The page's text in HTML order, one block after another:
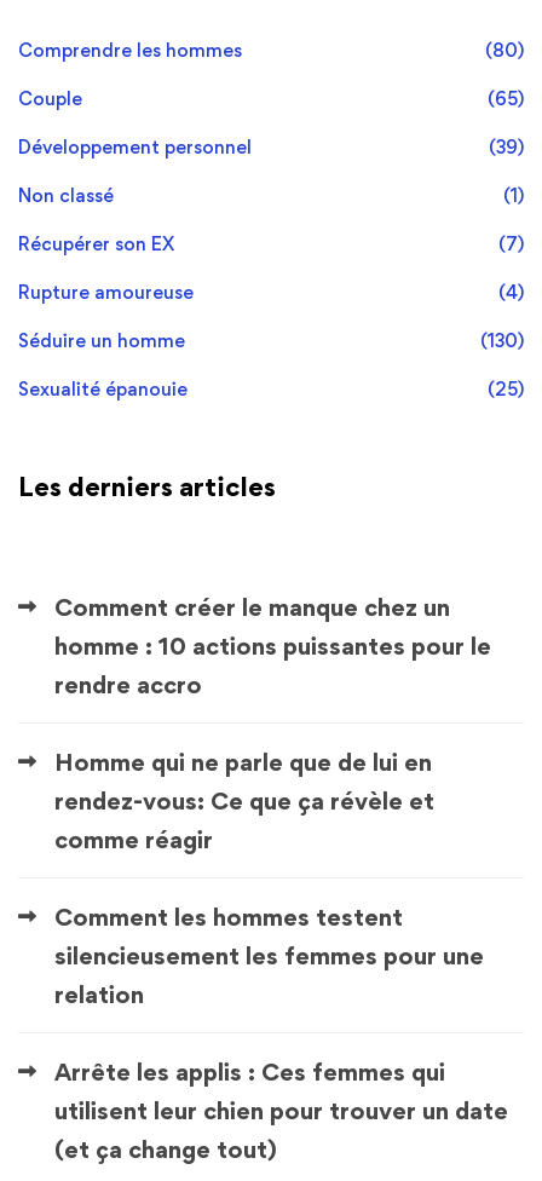
Comprendre les hommes (80)
Couple (65)
Développement personnel (39)
Non classé (1)
Récupérer son EX (7)
Rupture amoureuse (4)
Séduire un homme (130)
Sexualité épanouie (25)
Les derniers articles
Comment créer le manque chez un
homme : 10 actions puissantes pour le
rendre accro
Homme qui ne parle que de lui en
rendez-vous: Ce que ça révèle et
comme réagir
Comment les hommes testent
silencieusement les femmes pour une
relation
Arrête les applis : Ces femmes qui
utilisent leur chien pour trouver un date
(et ça change tout)